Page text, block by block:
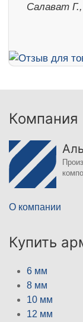
Салават
Компания
О компании
Купить
6 мм
8 мм
10 мм
12 мм